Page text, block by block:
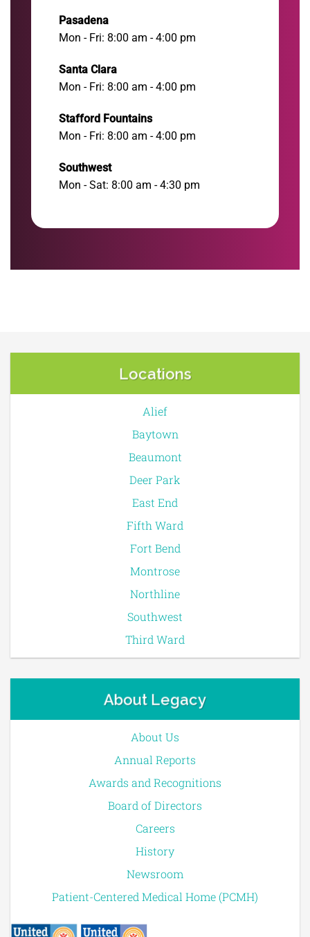
Pasadena
Mon - Fri: 8:00 am - 4:00 pm
Santa Clara
Mon - Fri: 8:00 am - 4:00 pm
Stafford Fountains
Mon - Fri: 8:00 am - 4:00 pm
Southwest
Mon - Sat: 8:00 am - 4:30 pm
Locations
Alief
Baytown
Beaumont
Deer Park
East End
Fifth Ward
Fort Bend
Montrose
Northline
Southwest
Third Ward
About Legacy
About Us
Annual Reports
Awards and Recognitions
Board of Directors
Careers
History
Newsroom
Patient-Centered Medical Home (PCMH)